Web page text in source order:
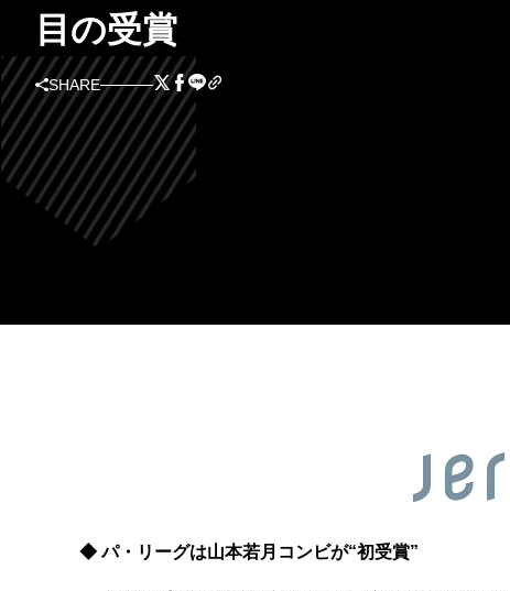
目の受賞
SHARE
◆ パ・リーグは山本若月コンビが“初受賞”